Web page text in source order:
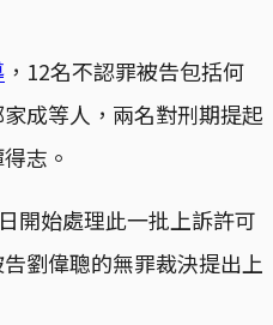
，12名不認罪被告包括何
成等人，兩名對刑期提起
志。
開始處理此一批上訴許可
劉偉聰的無罪裁決提出上